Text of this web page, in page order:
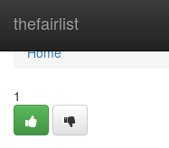
thefairlist
Home
Home
1